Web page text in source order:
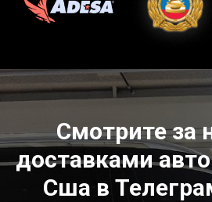
Смотрите за
доставками
Сша в